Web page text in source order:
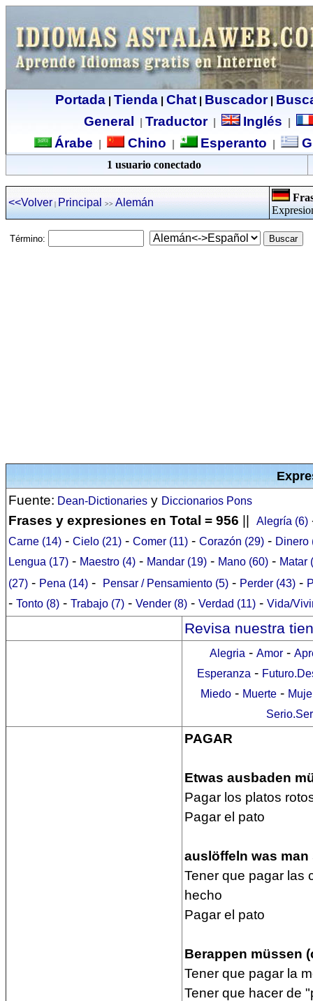
Portada| Tienda| Chat| Buscador|
General
Traductor| Inglés
Árabe Chino Esperanto
1 usuario conectado
<<Volver | Principal >> Alemán
Término:
Fuente: Dean-Dictionaries y Diccionarios Pons
Frases y expresiones en Total = 956 Alegría (6)
Carne (14) - Cielo (21) - Comer (11) - Corazón (29) - Dinero
Lengua (17) - Maestro (4) - Mandar (19) - Mano (60) - Matar
(27) - Pena (14) - Pensar / Pensamiento (5) - Perder (43) -
- Tonto (8) - Trabajo (7) - Vender (8) - Verdad (11) - Vida/
Revisa nuestra
Alegria - Amor-
Esperanza -
Miedo - Muerte -
PAGAR
Etwas ausbaden
Pagar los platos
Pagar el pato
auslöffeln was
Tener que pagar las
hecho
Pagar el pato
Berappen müssen
Tener que pagar la
Tener que hacer de